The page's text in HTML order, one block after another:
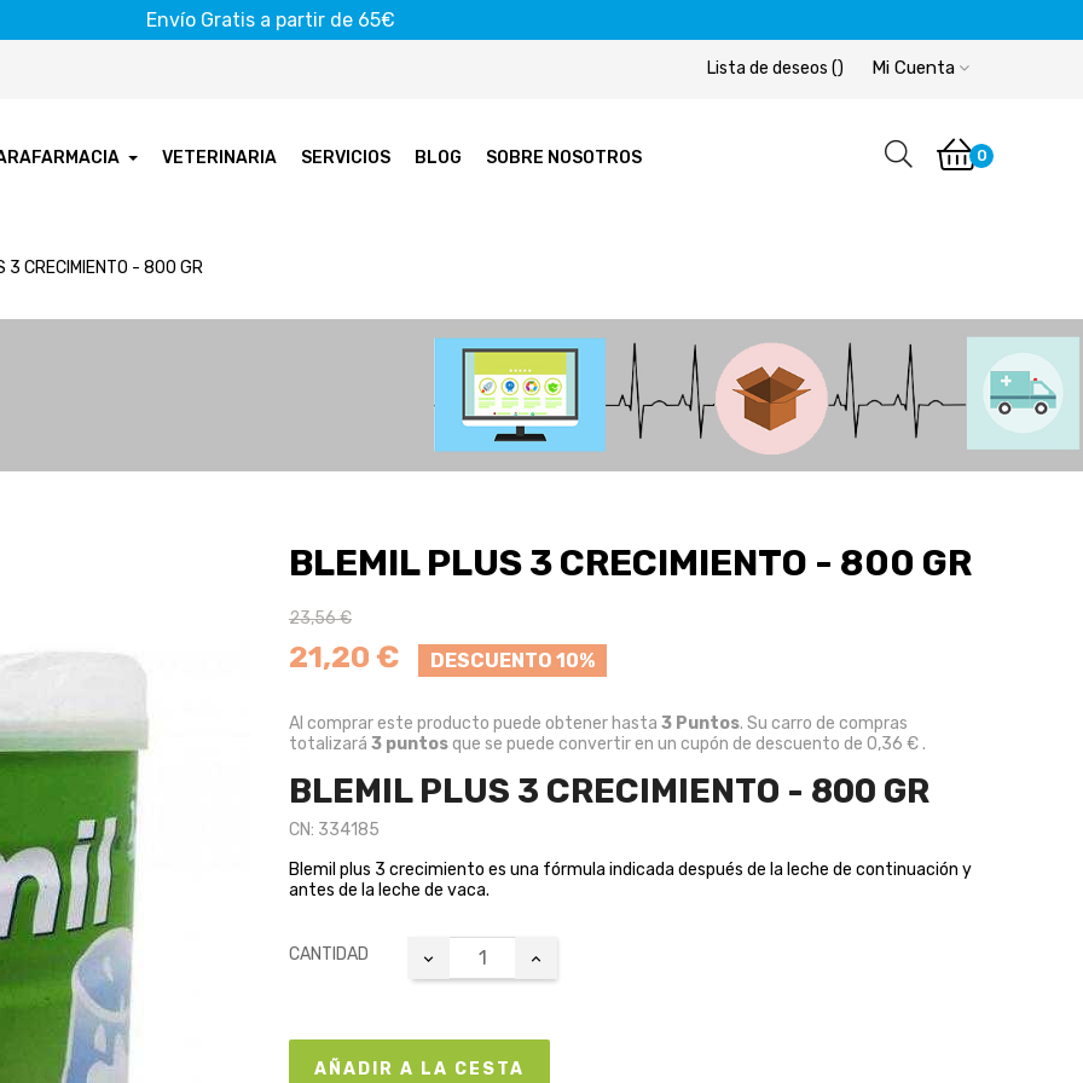
Envío Gratis a partir de 65€
Mi Cuenta
Lista de deseos ()
VETERINARIA SERVICIOS BLOG SOBRE NOSOTROS 0
3 CRECIMIENTO - 800 GR
BLEMIL PLUS 3 CRECIMIENTO - 800 GR
23,56 €
21,20 € DESCUENTO 10%
Al comprar este producto puede obtener hasta 3 Puntos. Su carro de compras
totalizará 3 puntosque se puede convertir en un cupón de descuento de 0,36 €.
BLEMIL PLUS 3 CRECIMIENTO - 800 GR
CN: 334185
Blemil plus 3 crecimiento es una fórmula indicada después de la leche de continuación y
antes de la leche de vaca.
CANTIDAD
AÑADIR A LA CESTA